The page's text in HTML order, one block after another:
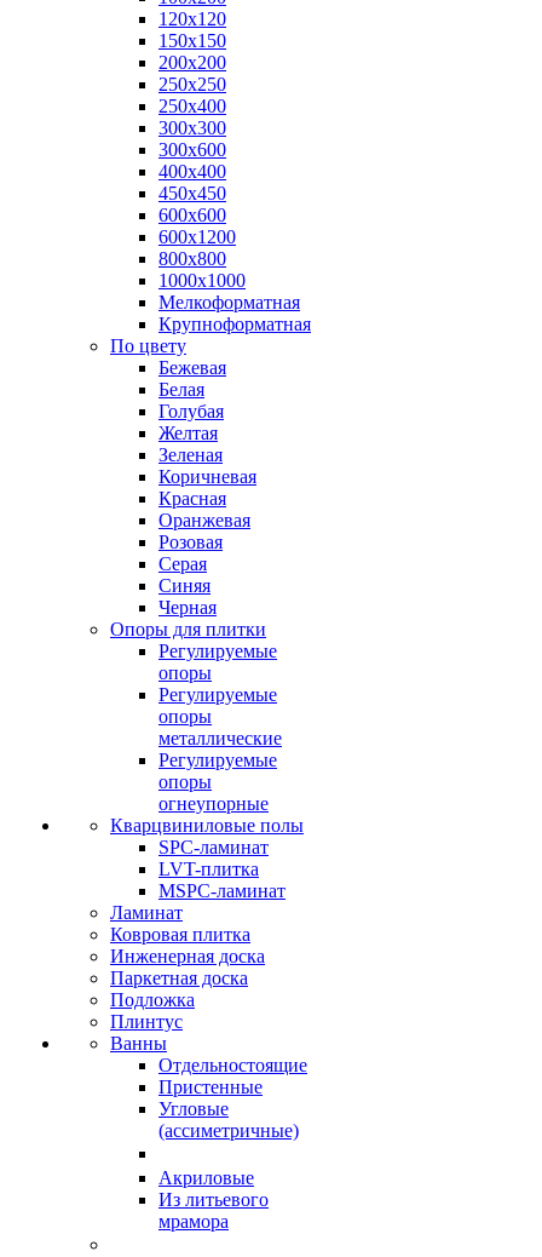
120х120
150х150
200х200
250х250
250х400
300х300
300х600
400х400
450х450
600х600
600х1200
800х800
1000х1000
Мелкоформатная
Крупноформатная
По цвету
Бежевая
Белая
Голубая
Желтая
Зеленая
Коричневая
Красная
Оранжевая
Розовая
Серая
Синяя
Черная
Опоры для плитки
Регулируемые
опоры
Регулируемые
опоры
металлические
Регулируемые
опоры
огнеупорные
Кварцвиниловые полы
SPC-ламинат
LVT-плитка
MSPC-ламинат
Ламинат
Ковровая плитка
Инженерная доска
Паркетная доска
Подложка
Плинтус
Ванны
Отдельностоящие
Пристенные
Угловые
(ассиметричные)
Акриловые
Из литьевого
мрамора